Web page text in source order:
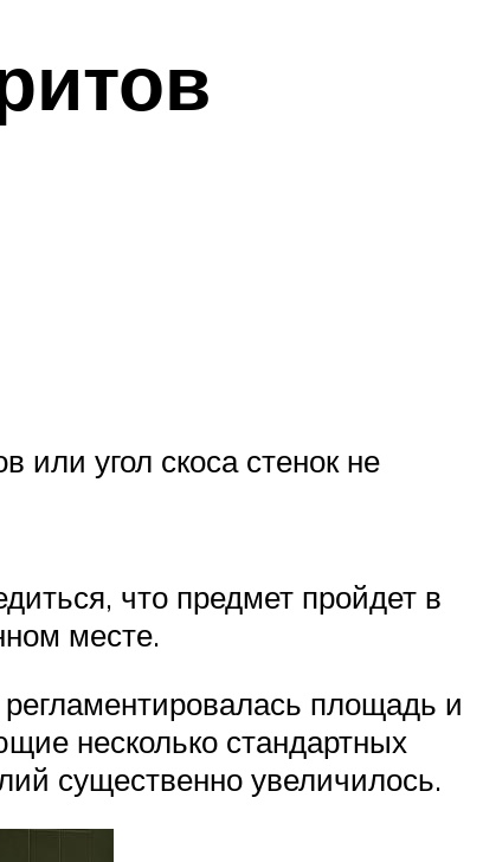
или угол скоса стенок не
что предмет пройдет в
месте.
площадь и
несколько стандартных
существенно увеличилось.